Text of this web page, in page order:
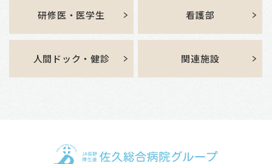
研修医・医学生 看護部
人間ドック・健診 関連施設